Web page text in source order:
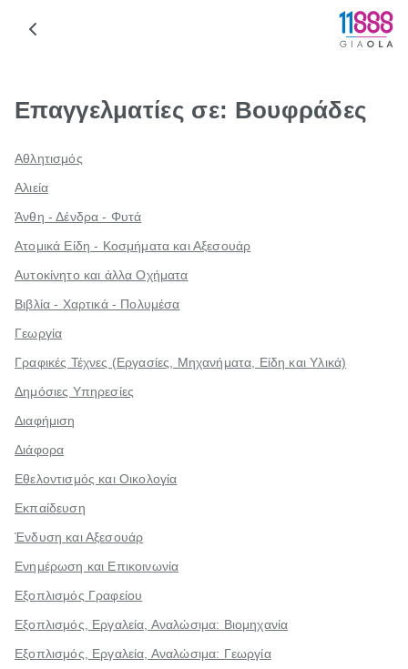
Επαγγελματίες σε: Βουφράδες
Αθλητισμός
Αλιεία
Άνθη - Δένδρα - Φυτά
Ατομικά Είδη - Κοσμήματα και Αξεσουάρ
Αυτοκίνητο και άλλα Οχήματα
Βιβλία - Χαρτικά - Πολυμέσα
Γεωργία
Γραφικές Τέχνες (Εργασίες, Μηχανήματα, Είδη και Υλικά)
Δημόσιες Υπηρεσίες
Διαφήμιση
Διάφορα
Εθελοντισμός και Οικολογία
Εκπαίδευση
Ένδυση και Αξεσουάρ
Ενημέρωση και Επικοινωνία
Εξοπλισμός Γραφείου
Εξοπλισμός, Εργαλεία, Αναλώσιμα: Βιομηχανία
Εξοπλισμός, Εργαλεία, Αναλώσιμα: Γεωργία